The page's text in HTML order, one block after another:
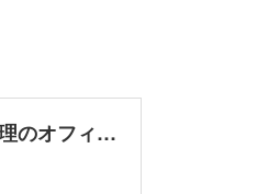
SATOSHI MISHIBA OFFICIAL | ピアニスト三柴 理のオフィシャルサイト